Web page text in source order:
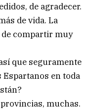
de agradecer.
de vida. La
de compartir muy
que seguramente
Espartanos en toda
muchas.